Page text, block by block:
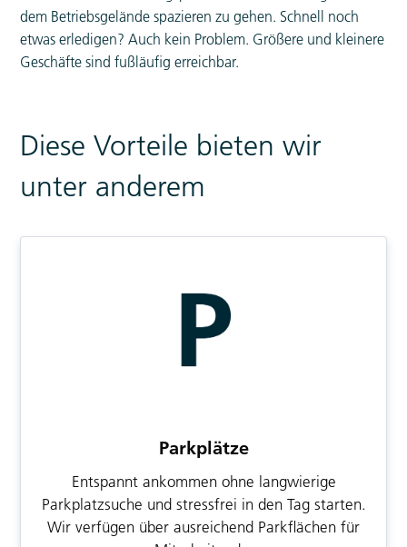
dem Betriebsgelände spazieren zu gehen. Schnell noch
etwas erledigen? Auch kein Problem. Größere und kleinere
Geschäfte sind fußläufig erreichbar.
Diese Vorteile bieten wir
unter anderem
Parkplätze
Entspannt ankommen ohne langwierige
Parkplatzsuche und stressfrei in den Tag starten.
Wir verfügen über ausreichend Parkflächen für